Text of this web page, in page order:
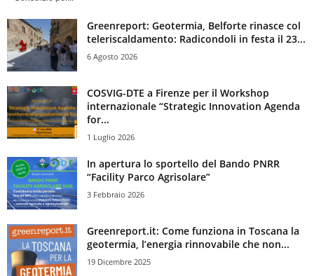
Greenreport: Geotermia, Belforte rinasce col
teleriscaldamento: Radicondoli in festa il 23...
6 Agosto 2026
COSVIG-DTE a Firenze per il Workshop
internazionale “Strategic Innovation Agenda
for...
1 Luglio 2026
In apertura lo sportello del Bando PNRR
“Facility Parco Agrisolare”
3 Febbraio 2026
Greenreport.it: Come funziona in Toscana la
geotermia, l’energia rinnovabile che non...
19 Dicembre 2025